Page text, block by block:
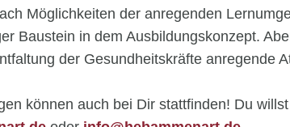
Möglichkeiten der anregenden
Baustein in dem Ausbildungskonzept.
der Gesundheitskräfte anregende
können auch bei Dir stattfinden! Du